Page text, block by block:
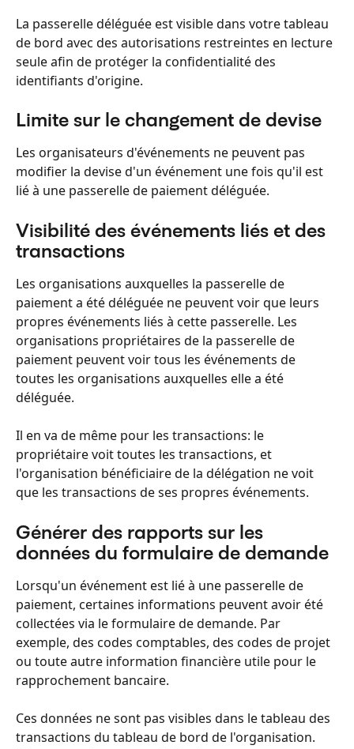
La passerelle déléguée est visible dans votre tableau
de bord avec des autorisations restreintes en lecture
seule afin de protéger la confidentialité des
identifiants d'origine.
Limite sur le changement de devise
Les organisateurs d'événements ne peuvent pas
modifier la devise d'un événement une fois qu'il est
lié à une passerelle de paiement déléguée.
Visibilité des événements liés et des
transactions
Les organisations auxquelles la passerelle de
paiement a été déléguée ne peuvent voir que leurs
propres événements liés à cette passerelle. Les
organisations propriétaires de la passerelle de
paiement peuvent voir tous les événements de
toutes les organisations auxquelles elle a été
déléguée.
Il en va de même pour les transactions: le
propriétaire voit toutes les transactions, et
l'organisation bénéficiaire de la délégation ne voit
que les transactions de ses propres événements.
Générer des rapports sur les
données du formulaire de demande
Lorsqu'un événement est lié à une passerelle de
paiement, certaines informations peuvent avoir été
collectées via le formulaire de demande. Par
exemple, des codes comptables, des codes de projet
ou toute autre information financière utile pour le
rapprochement bancaire.
Ces données ne sont pas visibles dans le tableau des
transactions du tableau de bord de l'organisation.